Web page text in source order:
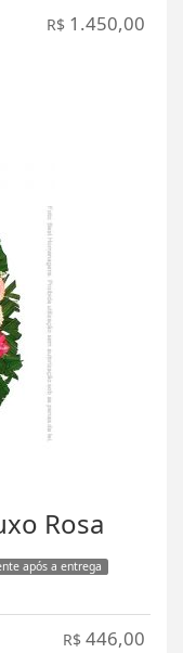
R$ 1.450,00
Rosa
após a entrega
R$ 446,00